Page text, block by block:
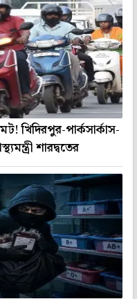
খিদিরপুর-পার্কসার্কাস-
শারদ্বতের